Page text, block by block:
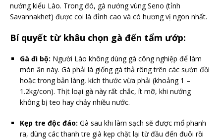
nướng kiểu Lào. Trong đó, gà nướng vùng Seno (tỉnh
Savannakhet) được coi là đỉnh cao và có hương vị ngon nhất.
Bí quyết từ khâu chọn gà đến tẩm ướp:
Gà đi bộ: Người Lào không dùng gà công nghiệp để làm
món ăn này. Gà phải là giống gà thả rông trên các sườn đồi
hoặc trong bản làng, kích thước vừa phải (khoảng 1 –
1.2kg/con). Thịt loại gà này rất chắc, ít mỡ, khi nướng
không bị teo hay chảy nhiều nước.
Kẹp tre độc đáo: Gà sau khi làm sạch sẽ được mổ phanh
ra, dùng các thanh tre già kẹp chặt lại từ đầu đến đuôi rồi